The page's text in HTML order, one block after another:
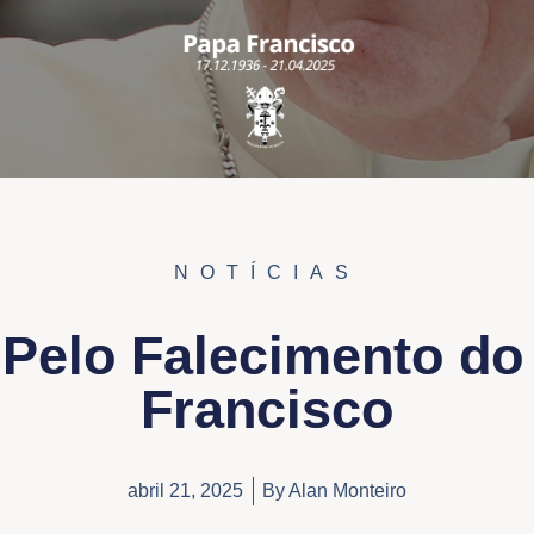
NOTÍCIAS
Falecimento do
Francisco
abril 21, 2025 ByAlan Monteiro